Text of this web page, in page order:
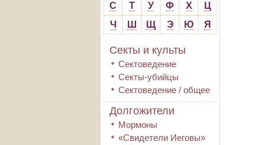
С
Т У Ф Х
Ц
Ч
Ш Щ Э Ю Я
Секты и культы
Сектоведение
Секты-убийцы
Сектоведение / общее
Долгожители
Мормоны
«Свидетели Иеговы»